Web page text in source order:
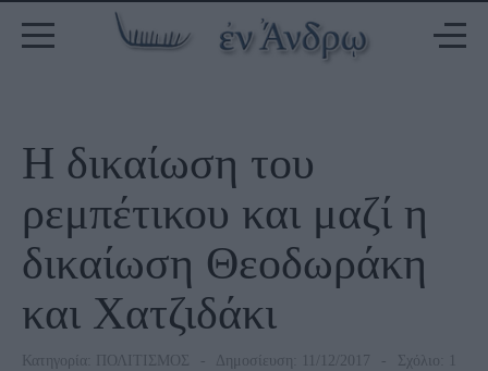
Η δικαίωση του
ρεμπέτικου και μαζί η
δικαίωση Θεοδωράκη
και Χατζιδάκι
Κατηγορία: ΠΟΛΙΤΙΣΜΟΣ Δημοσίευση: 11/12/2017 Σχόλιο: 1